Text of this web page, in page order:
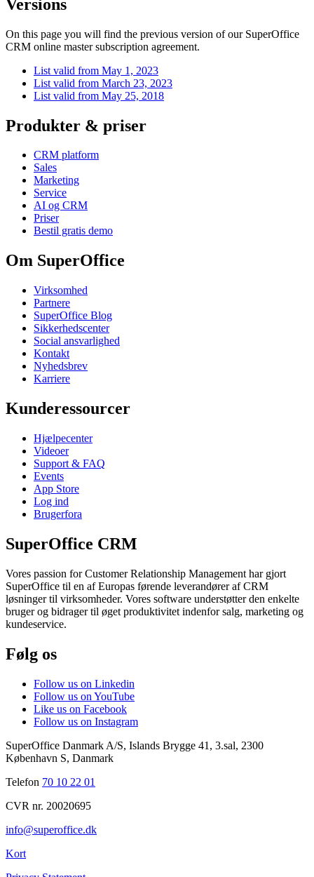
Versions
On this page you will find the previous version of our SuperOffice
CRM online master subscription agreement.
List valid from May 1, 2023
List valid from March 23, 2023
List valid from May 25, 2018
Produkter & priser
CRM platform
Sales
Marketing
Service
AI og CRM
Priser
Bestil gratis demo
Om SuperOffice
Virksomhed
Partnere
SuperOffice Blog
Sikkerhedscenter
Social ansvarlighed
Kontakt
Nyhedsbrev
Karriere
Kunderessourcer
Hjælpecenter
Videoer
Support & FAQ
Events
App Store
Log ind
Brugerfora
SuperOffice CRM
Vores passion for Customer Relationship Management har gjort
SuperOffice til en af Europas førende leverandører af CRM
løsninger til virksomheder. Vores software understøtter den enkelte
bruger og bidrager til øget produktivitet indenfor salg, marketing og
kundeservice.
Følg os
Follow us on Linkedin
Follow us on YouTube
Like us on Facebook
Follow us on Instagram
SuperOffice Danmark A/S, Islands Brygge 41, 3.sal, 2300
København S, Danmark
Telefon 70 10 22 01
CVR nr. 20020695
info@superoffice.dk
Kort